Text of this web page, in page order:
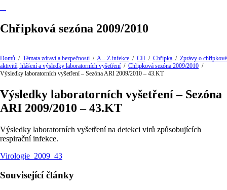
Chřipková sezóna 2009/2010
Domů / Témata zdraví a bezpečnosti / A – Z infekce / CH / Chřipka / Zprávy o chřipkové
aktivitě, hlášení a výsledky laboratorních vyšetření / Chřipková sezóna 2009/2010 /
Výsledky laboratorních vyšetření – Sezóna ARI 2009/2010 – 43.KT
Výsledky laboratorních vyšetření – Sezóna
ARI 2009/2010 – 43.KT
Výsledky laboratorních vyšetření na detekci virů způsobujících
respirační infekce.
Virologie_2009_43
Související články